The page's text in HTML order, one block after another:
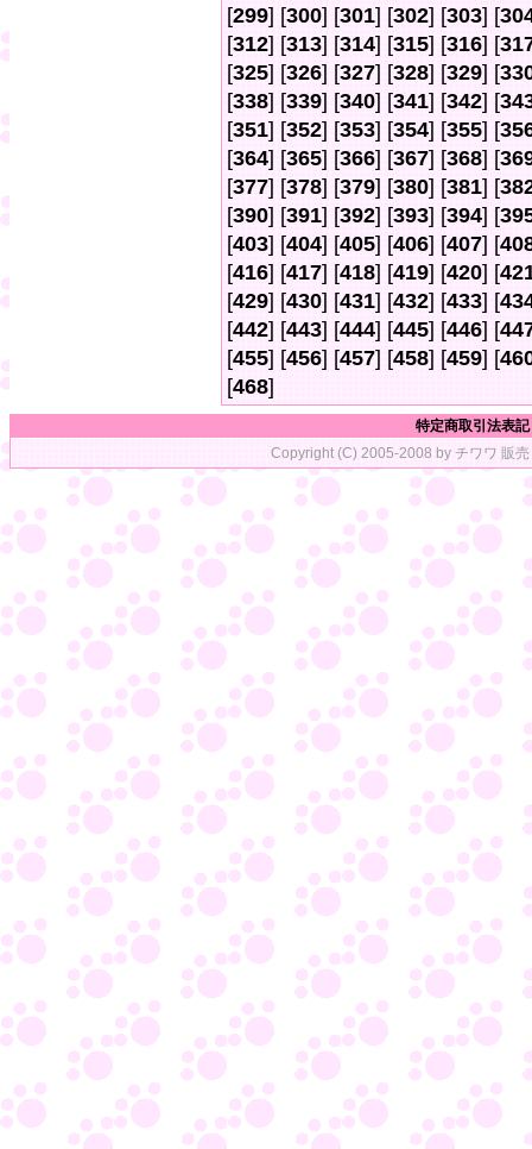
[299] [300] [301] [302] [303] [
[312] [313] [314] [315] [316] [
[325] [326] [327] [328] [329] [
[338] [339] [340] [341] [342] [
[351] [352] [353] [354] [355] [
[364] [365] [366] [367] [368] [
[377] [378] [379] [380] [381] [
[390] [391] [392] [393] [394] [
[403] [404] [405] [406] [407] [
[416] [417] [418] [419] [420] [
[429] [430] [431] [432] [433] [
[442] [443] [444] [445] [446] [
[455] [456] [457] [458] [459] [
[468]
特定商取引法表記
Copyright (C) 2005-2008 by チワワ 販